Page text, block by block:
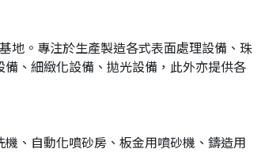
地。專注於生產製造各式表面處理設備、珠
、細緻化設備、拋光設備，此外亦提供各
、自動化噴砂房、板金用噴砂機、鑄造用